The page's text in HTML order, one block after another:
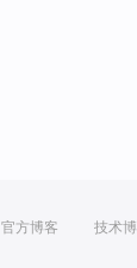
官方博客 技术